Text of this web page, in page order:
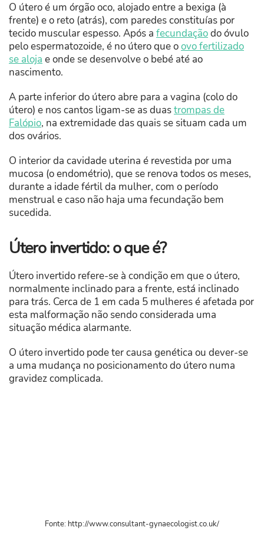
O útero é um órgão oco, alojado entre a bexiga (à
frente) e o reto (atrás), com paredes constituías por
tecido muscular espesso. Após a fecundaçãodo óvulo
pelo espermatozoide, é no útero que oovo fertilizado
se aloja e onde se desenvolve o bebé até ao
nascimento.
A parte inferior do útero abre para a vagina (colo do
útero) e nos cantos ligam-se as duastrompas de
Falópio, na extremidade das quais se situam cada um
dos ovários.
O interior da cavidade uterina é revestida por uma
mucosa (o endométrio), que se renova todos os meses,
durante a idade fértil da mulher, com o período
menstrual e caso não haja uma fecundação bem
sucedida.
Útero invertido: o que é?
Útero invertido refere-se à condição em que o útero,
normalmente inclinado para a frente, está inclinado
para trás. Cerca de 1 em cada 5 mulheres é afetada por
esta malformação não sendo considerada uma
situação médica alarmante.
O útero invertido pode ter causa genética ou dever-se
a uma mudança no posicionamento do útero numa
gravidez complicada.
Fonte: http://www.consultant-gynaecologist.co.uk/